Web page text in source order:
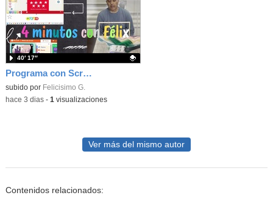
Programa con Scratch juegos con los partidos del mundial 2026 ganados por España
Contenido educativo.
subido por Felicisimo G.
40′ 17″
-hace 3 dias- 1 visualizaciones
Ver más del mismo autor
Contenidos relacionados: